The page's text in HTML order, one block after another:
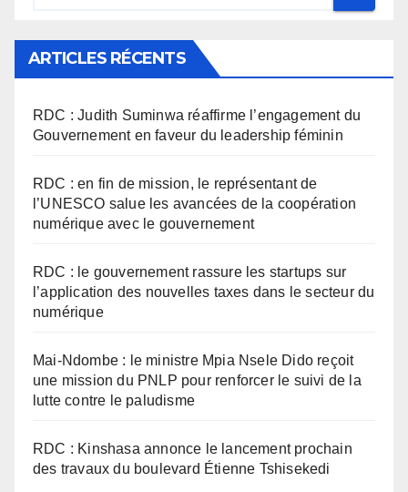
ARTICLES RÉCENTS
RDC : Judith Suminwa réaffirme l’engagement du
Gouvernement en faveur du leadership féminin
RDC : en fin de mission, le représentant de
l’UNESCO salue les avancées de la coopération
numérique avec le gouvernement
RDC : le gouvernement rassure les startups sur
l’application des nouvelles taxes dans le secteur du
numérique
Mai-Ndombe : le ministre Mpia Nsele Dido reçoit
une mission du PNLP pour renforcer le suivi de la
lutte contre le paludisme
RDC : Kinshasa annonce le lancement prochain
des travaux du boulevard Étienne Tshisekedi